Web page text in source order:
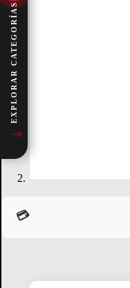
EXPLORAR CATEGORÍAS
➜
💳